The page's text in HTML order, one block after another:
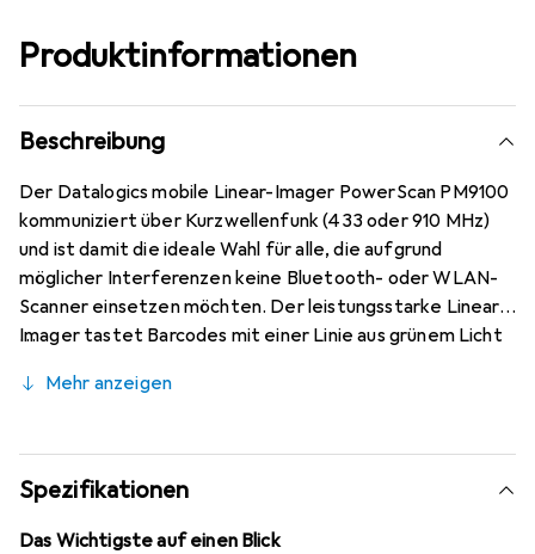
Produktinformationen
Beschreibung
Der Datalogics mobile Linear-Imager PowerScan PM9100
kommuniziert über Kurzwellenfunk (433 oder 910 MHz)
und ist damit die ideale Wahl für alle, die aufgrund
möglicher Interferenzen keine Bluetooth- oder WLAN-
Scanner einsetzen möchten. Der leistungsstarke Linear-
Imager tastet Barcodes mit einer Linie aus grünem Licht
vereinfacht. Damit ist der PM9100 eine grosse Hilfe in
Transport.
Mehr anzeigen
Spezifikationen
Das Wichtigste auf einen Blick